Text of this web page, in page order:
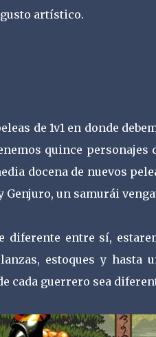
artístico.
de 1v1 en donde
quince
docena de nuevos
Genjuro, un samurái
diferente entre sí,
estoques y hasta
cada guerrero sea